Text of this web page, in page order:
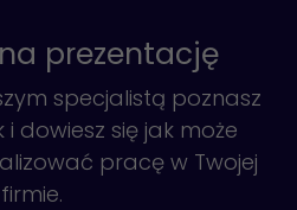
prezentację
specjalistą poznasz
dowiesz się jak może
pracę w Twojej
firmie.